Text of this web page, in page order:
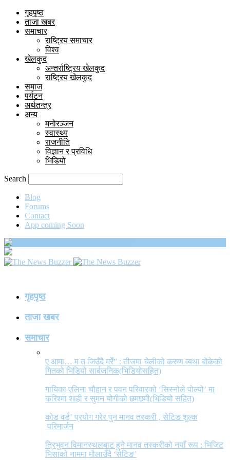
गृहपृष्ठ
ताजा खबर
समाचार
राष्ट्रिय समाचार
विश्व
खेलकुद
अन्तर्राष्ट्रिय खेलकुद
राष्ट्रिय खेलकुद
समाज
पर्यटन
अर्थतन्त्र
अन्य
मनोरञ्जन
स्वास्थ्य
राजनीति
विज्ञान र प्रविधि
भिडियो
Search
Blog
Forums
Contact
App coming Soon
गृहपृष्ठ
ताजा खबर
समाचार
ए आमा… म त जिउँदै मरेँ” : तीजमा चेलीको करुण व्यथा बोकेको
गितको भिडियो सार्बजनिक(भिडियोसहित)
गायिका एलिना चौहान र पवन परिवारको ‘सिस्नोले पोल्यो’ मा
करिश्मा शाही र सुमन योगीको छमछमी(भिडियो सहित)
कोड वर्ड’ प्रयोग गरेर पुन मानव तस्करी , सेटिङ शुल्क
परिमार्जन
त्रिभुवन विमानस्थलबाट हुने मानव तस्करीको नयाँ रूप : भिजिट
भिसाको नाममा मौलाउँदै ‘सेटिङ’